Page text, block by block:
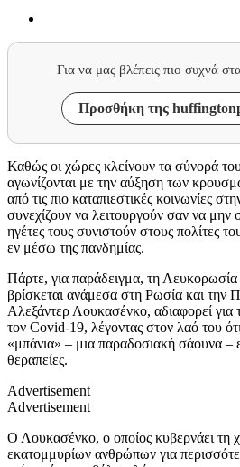
Για να μας βλέπεις πιο συχνά
Προσθήκη της
Καθώς οι χώρες κλείνουν τα σύνορά
αγωνίζονται με την αύξηση των
από τις πιο καταπιεστικές κοινωνίες
συνεχίζουν να λειτουργούν σαν να μην
ηγέτες τους συνιστούν στους πολίτες
εν μέσω της πανδημίας.
Πάρτε, για παράδειγμα, τη
βρίσκεται ανάμεσα στη Ρωσία και
Αλεξάντερ Λουκασένκο, αδιαφορεί για
τον Covid-19, λέγοντας στον λαό του
«μπάνια» – μια παραδοσιακή σάουνα –
θεραπείες.
Advertisement
Advertisement
Ο Λουκασένκο, ο οποίος κυβερνάει τη
εκατομμυρίων ανθρώπων για